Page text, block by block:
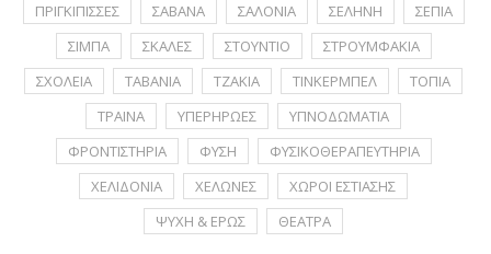
ΠΡΙΓΚΙΠΙΣΣΕΣ
ΣΑΒΑΝΑ ΣΑΛΟΝΙΑ ΣΕΛΗΝΗ
ΣΕΠΙΑ
ΣΙΜΠΑ
ΣΚΑΛΕΣ ΣΤΟΥΝΤΙΟ
ΣΤΡΟΥΜΦΑΚΙΑ
ΣΧΟΛΕΙΑ
ΤΑΒΑΝΙΑ ΤΖΑΚΙΑ ΤΙΝΚΕΡΜΠΕΛ
ΤΟΠΙΑ
ΤΡΑΙΝΑ
ΥΠΕΡΗΡΩΕΣ
ΥΠΝΟΔΩΜΑΤΙΑ
ΦΡΟΝΤΙΣΤΗΡΙΑ
ΦΥΣΗ
ΦΥΣΙΚΟΘΕΡΑΠΕΥΤΗΡΙΑ
ΧΕΛΙΔΟΝΙΑ
ΧΕΛΩΝΕΣ
ΧΩΡΟΙ ΕΣΤΙΑΣΗΣ
ΨΥΧΗ & ΕΡΩΣ
ΘΕΑΤΡΑ